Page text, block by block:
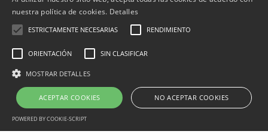
La botiga L’K de Balaguer es converteix en nou punt
Correu electrònic:info@tarrega.tv
Telèfons: 648 45 71 14 | 669 32 28 46
nuestra política de cookies. Detalles
ESTRICTAMENTE NECESARIAS RENDIMIENTO
ORIENTACIÓN SIN CLASIFICAR
MOSTRAR DETALLES
ACEPTAR COOKIES NO ACEPTAR COOKIES
POWERED BY COOKIE-SCRIPT